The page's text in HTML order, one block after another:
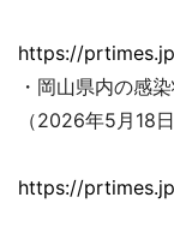
https://
・岡山県内の感
（2026年5月18日
https://